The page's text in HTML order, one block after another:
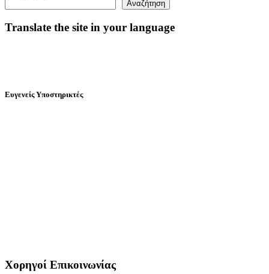
Αναζήτηση
Translate the site in your language
Ευγενείς Υποστηρικτές
Χορηγοί Επικοινωνίας